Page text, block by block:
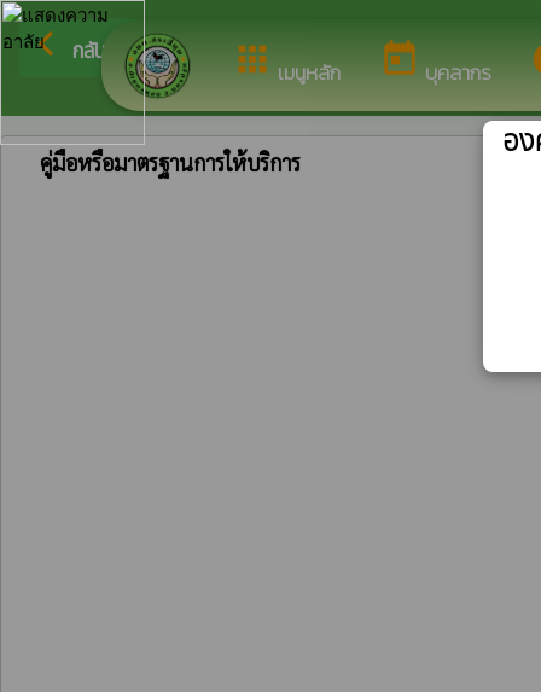
apps เมนูหลัก today บุคลากร
arrow_back_ios กลับเมนูหลัก ยินดีต้อนรับสู่เว็บไซ
คู่มือหรือมาตรฐานการให้บริการ อ